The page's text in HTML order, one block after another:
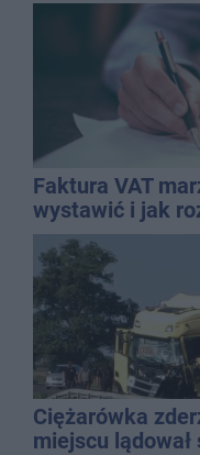
Faktura VAT
wystawić i jak
Ciężarówka
miejscu lądował